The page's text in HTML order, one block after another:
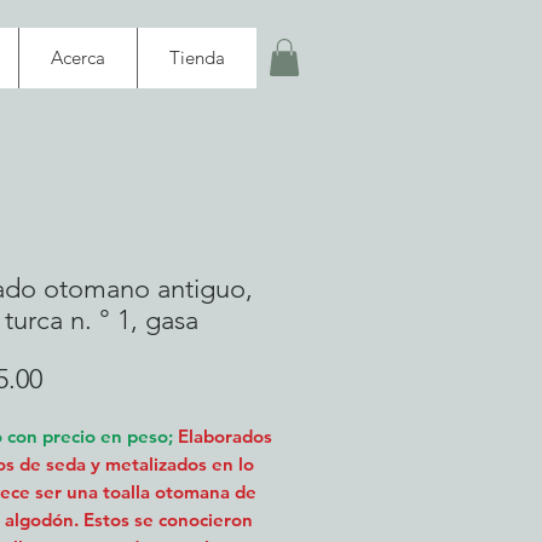
Acerca Tienda
otomano antiguo,
n. ° 1, gasa
Precio
precio en peso; Elaborados
de seda y metalizados en lo
ser una toalla otomana de
algodón. Estos se conocieron